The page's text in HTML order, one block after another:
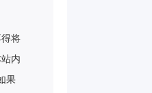
将
内
果